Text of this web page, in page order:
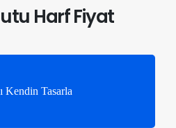
Harf Fiyat
Kendin Tasarla